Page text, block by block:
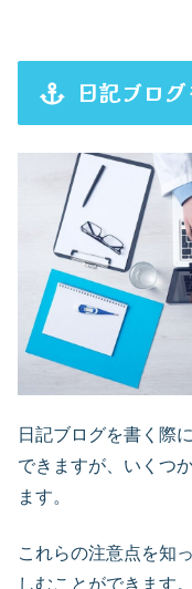
日記ブロ
日記ブログを書く際
できますが、いくつ
ます。
これらの注意点を知
しむことができます。